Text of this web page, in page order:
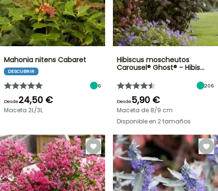
Mahonia nitens Cabaret
DESCUBRIR
6
Desde24,50 €
Maceta 2L/3L
Hibiscus moscheutos
Carousel® Ghost® - Hibis…
206
Desde5,90 €
Maceta de 8/9 cm
Disponible en 2 tamaños